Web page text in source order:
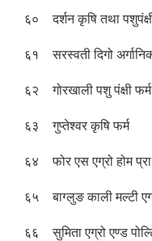
६० दर्शन कृषि तथा
६१ सरस्वती दिगो
६२ गोरखाली पशु पंक्षी फर्म
६३ गुप्तेश्वर कृषि फर्म
६४ फोर एस एग्रो होम
६५ बाग्लुङ काली मल्टी
६६ सुमिता एग्रो एण्ड